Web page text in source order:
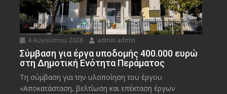
4 Αυγούστου 2026 admin admin
Σύμβαση για έργα υποδομής 400.000 ευρώ
στη Δημοτική Ενότητα Περάματος
Τη σύμβαση για την υλοποίηση του έργου
«Αποκατάσταση, βελτίωση και επέκταση έργων